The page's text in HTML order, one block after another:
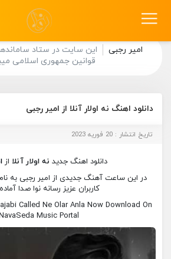
امیر رجبی
این سایت در ستاد
قوانین جمهوری اسلامی
دانلود اهنگ نه اولار آنلا از امیر رجبی
تاریخ انتشار : 20 فوریه 2023
دانلود اهنگ جدید نه اولار آنلا از
در این ساعت آهنگ جدیدی از امیر رجبی به نام
کاربران عزیز رسانه نوا صدا
Called Ne Olar Anla Now Download On
Music Portal